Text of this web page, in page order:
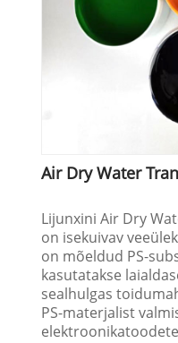
Air Dry Water
Lijunxini Air Dry
on isekuivav
on mõeldud PS-
kasutatakse
sealhulgas
PS-materjalist